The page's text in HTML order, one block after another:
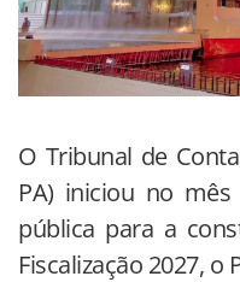
O Tribunal de
PA) iniciou no
pública para a
Fiscalização 2027, o